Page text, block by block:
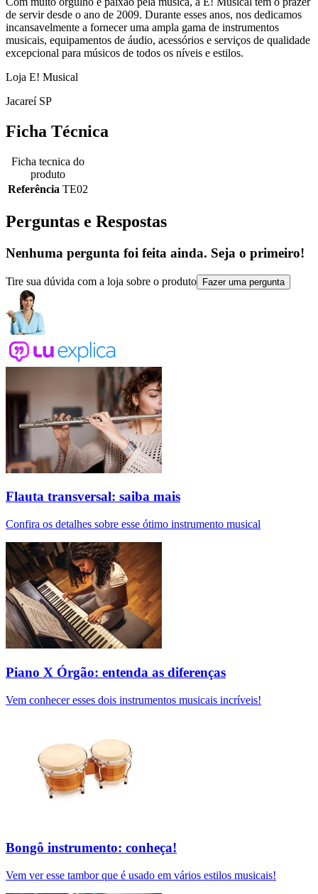
de servir desde o ano de 2009. Durante esses anos, nos dedicamos
incansavelmente a fornecer uma ampla gama de instrumentos
musicais, equipamentos de áudio, acessórios e serviços de qualidade
excepcional para músicos de todos os níveis e estilos.
Loja E! Musical
Jacareí SP
Ficha Técnica
Ficha tecnica do
produto
Referência TE02
Perguntas e Respostas
Nenhuma pergunta foi feita ainda. Seja o primeiro!
Tire sua dúvida com a loja sobre o produto Fazer uma pergunta
Flauta transversal: saiba mais
Confira os detalhes sobre esse ótimo instrumento musical
Piano X Órgão: entenda as diferenças
Vem conhecer esses dois instrumentos musicais incríveis!
Bongô instrumento: conheça!
Vem ver esse tambor que é usado em vários estilos musicais!